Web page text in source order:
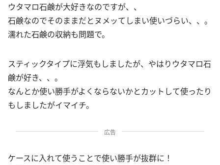
ウタマロ石鹸が大好きなのですが、、
石鹸なのでそのままだとヌメッてしまい使いづらい、、。
濡れた石鹸の収納も問題で。
スティックタイプに浮気もしましたが、やはりウタマロ石
鹸が好き、、。
なんとか使い勝手がよくならないかとカットして使ったり
もしましたがイマイチ。
広告
ケースに入れて使うことで使い勝手が抜群に！